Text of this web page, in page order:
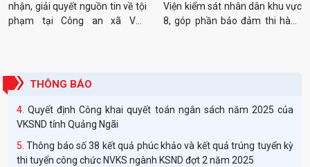
nhận, giải quyết nguồn tin về tội
phạm tại Công an xã Vạn
Viện kiểm sát nhân dân khu vực
8, góp phần bảo đảm thi hành
THÔNG BÁO
Quyết định về việc công bố công khai phân bổ dự toán ngân
sách Nhà nước năm 2026 của Viện kiểm sát nhân dân tỉnh
mừng kỷ niệm 66 năm Ngày thành lập ngành Kiểm sát nhân dân
(26/7/1960 - 26/7/2026)
Quyết định Công khai quyết toán ngân sách năm 2025 của
VKSND tỉnh Quảng Ngãi
Thông báo số 38 kết quả phúc khảo và kết quả trúng tuyển kỳ
thi tuyển công chức NVKS ngành KSND đợt 2 năm 2025